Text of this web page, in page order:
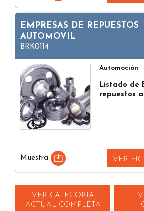
EMPRESAS DE REPUESTOS
AUTOMOVIL
BRK0114
Automoción
Listado de
repuestos
Muestra VER
VER CATEGORIA
ACTUAL COMPLETA